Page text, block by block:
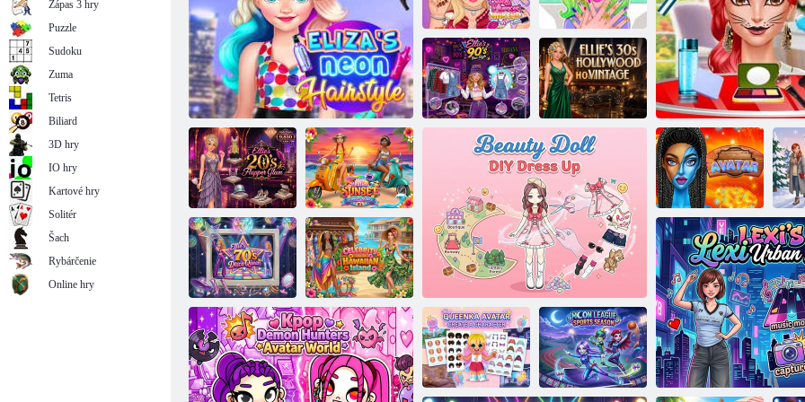
Disney: Veľká noc
Makeup salón pre morské panny
Módny salón
Multiplayer
robí makeup
Neónový účes Eliza
Špecialista: Tipy
na líčenie
Salón krásy
Audrey
Cool maľovanie na
Ellie: Teen Style
Ellie:
Hollywoodsky
ročník 30. rokov
Ellie: Glamour
20. rokov
Priateľky:
Preteky skútrov
pri západe slnka
Avatar
Ellie: Kráľovná
diskotéky 70.
rokov
Hviezdny výlet
na Havaj
Zápas 3 hry
Puzzle
Sudoku
Zuma
Tetris
Biliard
3D hry
IO hry
Kartové hry
Solitér
Šach
Rybárčenie
Online hry